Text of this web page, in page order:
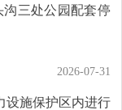
沟三处公园配套停
2026-07-31
设施保护区内进行